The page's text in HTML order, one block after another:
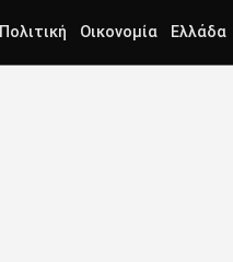
Πολιτική Οικονομία Ελλάδα